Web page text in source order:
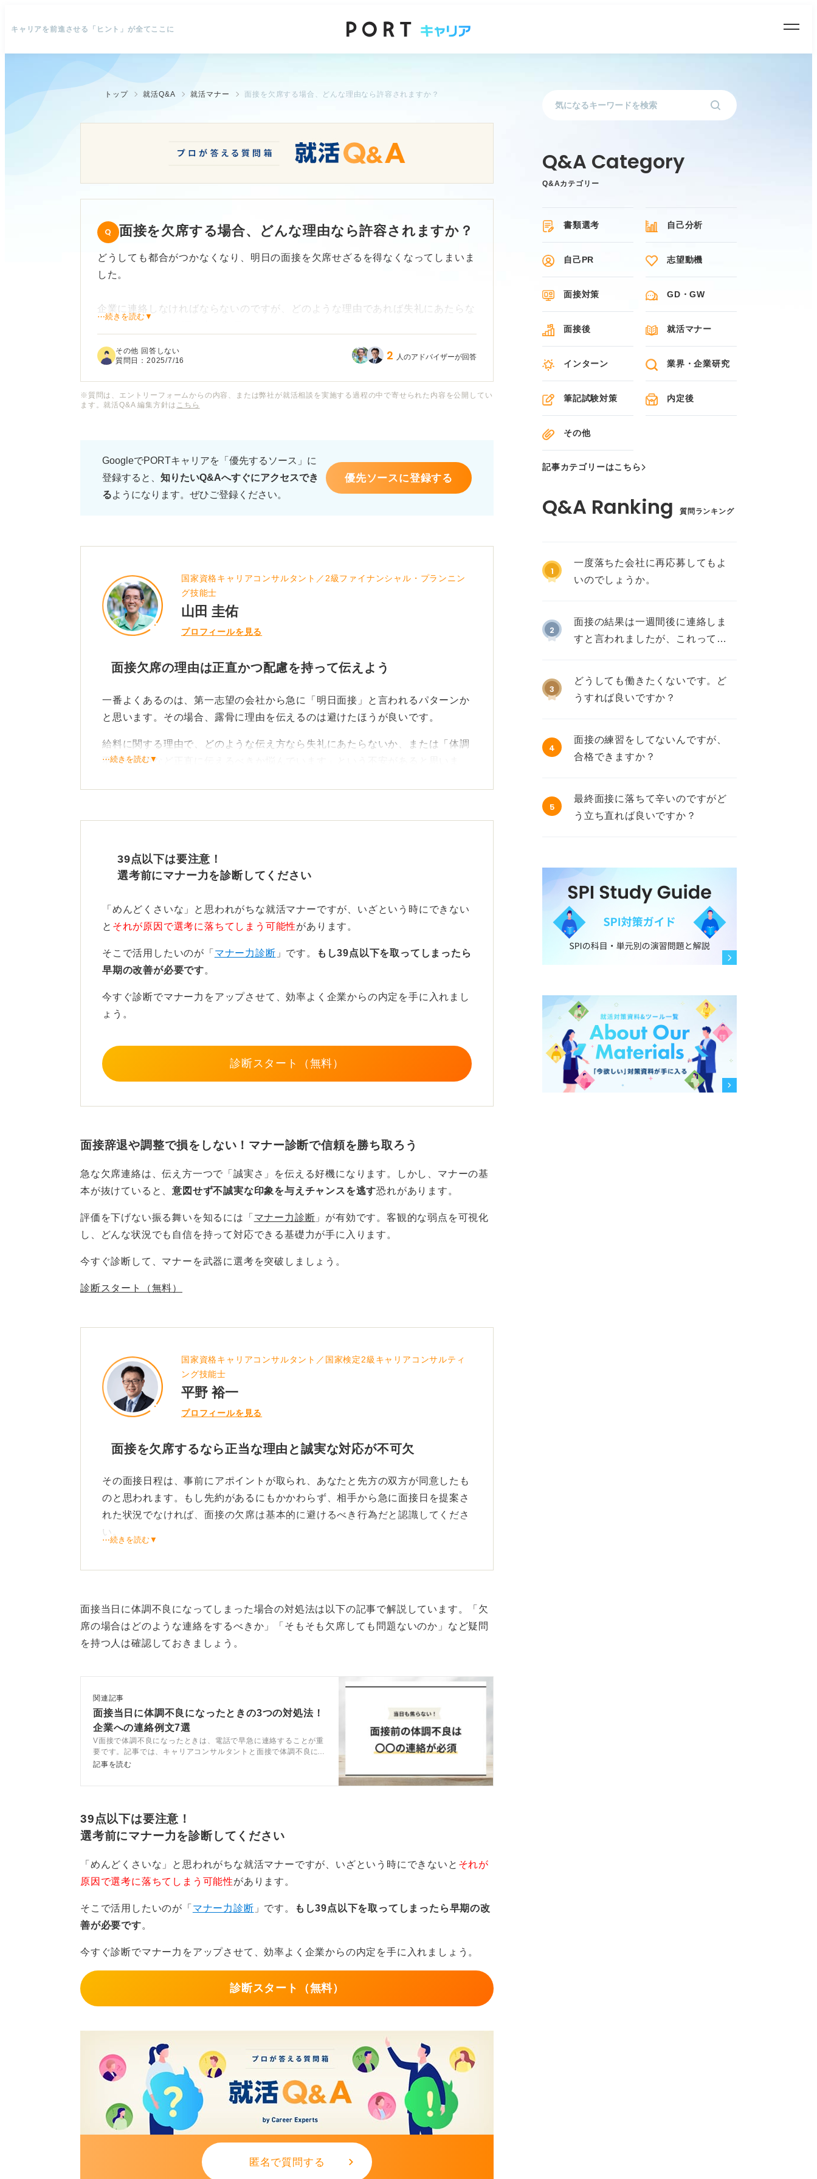
キャリアを前進させる「ヒント」が全てここに
トップ 就活Q&A 就活マナー 面接を欠席する場合、どんな理由なら許容されますか？
面接を欠席する場合、どんな理由なら許容されますか？
どうしても都合がつかなくなり、明日の面接を欠席せざるを得なくなってしまいま
した。
企業に連絡しなければならないのですが、どのような理由であれば失礼にあたらな
もし可能であれば、今後選考に影響が出ないようにするための伝え方や、改めて面
⋯続きを読む▼
その他 回答しない
質問日：2025/7/16 2 人のアドバイザーが回答
※質問は、エントリーフォームからの内容、または弊社が就活相談を実施する過程の中で寄せられた内容を公開してい
ます。就活Q&A 編集方針は こちら
GoogleでPORTキャリアを「優先するソース」に
登録すると、 知りたいQ&Aへすぐにアクセスでき
るようになります。ぜひご登録ください。
優先ソースに登録する
国家資格キャリアコンサルタント／2級ファイナンシャル・プランニン
グ技能士
山田 圭佑
プロフィールを見る
面接欠席の理由は正直かつ配慮を持って伝えよう
一番よくあるのは、第一志望の会社から急に「明日面接」と言われるパターンか
と思います。その場合、露骨に理由を伝えるのは避けたほうが良いです。
給料に関する理由で、どのような伝え方なら失礼にあたらないか、または「体調
不良や急用など正直に伝えるべきか悩んでいます」という不安があると思いま
を示す可能性が高いです。
誠意ある謝罪と連絡次第では再調整の可能性もある！
得ない事情であれば、正直に伝えるのは問題ありません。
う場合は、正直に伝えるのは避けたほうが良いです。
すぐに電話でも直接連絡をして誠意を伝えることが重要です。
相手の立場を考え、誠意をしっかりと示すことが大切だといえます。特に明日に
をいただけませんか」と丁寧にお願いしましょう。
0
⋯続きを読む▼
39点以下は要注意！
選考前にマナー力を診断してください
「めんどくさいな」と思われがちな就活マナーですが、いざという時にできない
と それが原因で選考に落ちてしまう可能性があります。
そこで活用したいのが「 マナー力診断 」です。
もし39点以下を取ってしまったら
早期の改善が必要です。
今すぐ診断でマナー力をアップさせて、効率よく企業からの内定を手に入れまし
ょう。
診断スタート（無料）
面接辞退や調整で損をしない！マナー診断で信頼を勝ち取ろう
急な欠席連絡は、伝え方一つで「誠実さ」を伝える好機になります。しかし、マナーの基
本が抜けていると、意図せず不誠実な印象を与えチャンスを逃す恐れがあります。
評価を下げない振る舞いを知るには「 マナー力診断 」が有効です。客観的な弱点を可視化
し、
どんな状況でも自信を持って対応できる基礎力が手に入ります 。
今すぐ診断して、マナーを武器に選考を突破しましょう。
診断スタート（無料）
国家資格キャリアコンサルタント／国家検定2級キャリアコンサルティ
ング技能士
平野 裕一
プロフィールを見る
面接を欠席するなら正当な理由と誠実な対応が不可欠
その面接日程は、事前にアポイントが取られ、あなたと先方の双方が同意したも
のと思われます。もし先約があるにもかかわらず、相手から急に面接日を提案さ
れた状況でなければ、面接の欠席は基本的に避けるべき行為だと認識してくださ
い。
やむを得ない事情であれば伝え方次第で理解は得られる
相手が納得しやすい理由としては、一般的に就職活動以上に重要と考えられる事
情が挙げられます。具体的には、自分自身や家族の安否に関わる緊急事態や、学
業、特に卒業に関わる緊急事態などが該当します。
この際、理由を偽ることは絶対に避けてください。嘘が発覚すると、相手の信頼
たら、心からの感謝を伝えましょう。可能であればメールではなく、電話や対面
で直接伝えるのが望ましいです。
0
⋯続きを読む▼
面接当日に体調不良になってしまった場合の対処法は以下の記事で解説しています。「欠
席の場合はどのような連絡をするべきか」「そもそも欠席しても問題ないのか」など疑問
を持つ人は確認しておきましょう。
関連記事
面接当日に体調不良になったときの3つの対処法！
企業への連絡例文7選
V面接で体調不良になったときは、電話で早急に連絡することが重
要です。記事では、キャリアコンサルタントと面接で体調不良に
なったときの連絡方法や印象を下げない対応を解説します。
記事を読む
39点以下は要注意！
選考前にマナー力を診断してください
「めんどくさいな」と思われがちな就活マナーですが、いざという時にできないと それが
原因で選考に落ちてしまう可能性があります。
そこで活用したいのが「 マナー力診断 」です。
もし39点以下を取ってしまったら早期の改
善が必要です。
今すぐ診断でマナー力をアップさせて、効率よく企業からの内定を手に入れましょう。
診断スタート（無料）
匿名で質問する
Q&Aカテゴリー
書類選考 自己分析
自己PR 志望動機
面接対策 GD・GW
面接後 就活マナー
インターン 業界・企業研究
筆記試験対策 内定後
その他
記事カテゴリーはこちら
質問ランキング
1
一度落ちた会社に再応募してもよ
いのでしょうか。
2
面接の結果は一週間後に連絡しま
すと言われましたが、これって不
3
どうしても働きたくないです。ど
うすれば良いですか？
4
面接の練習をしてないんですが、
合格できますか？
5
最終面接に落ちて辛いのですがど
う立ち直れば良いですか？